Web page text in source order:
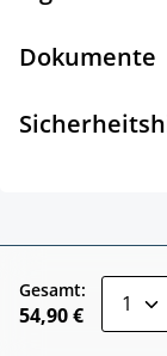
Dokumente
Gesamt:
54,90 €